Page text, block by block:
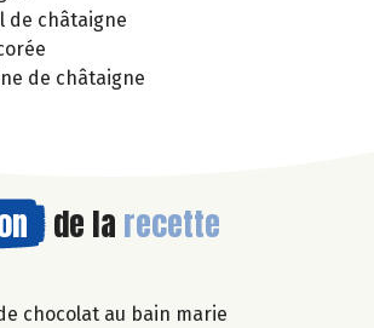
de châtaigne
de châtaigne
de la recette
chocolat au bain marie